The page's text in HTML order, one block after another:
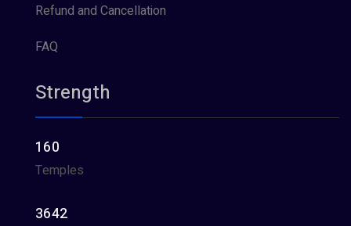
Refund and Cancellation
FAQ
Strength
160
Temples
3642